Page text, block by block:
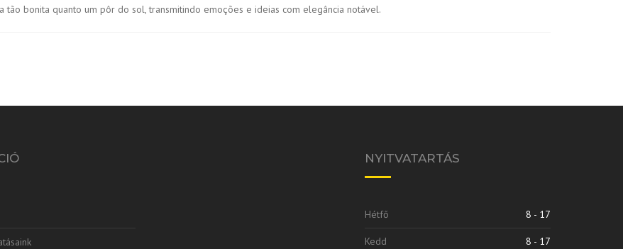
tão bonita quanto um pôr do sol, transmitindo emoções e ideias com elegância notável.
NYITVATARTÁS
Hétfő 8 - 17
Kedd 8 - 17